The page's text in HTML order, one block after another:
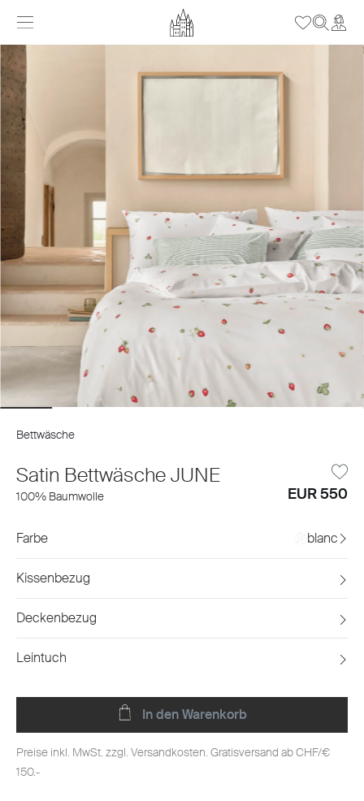
Bettwäsche
Satin Bettwäsche JUNE
100% Baumwolle EUR 550
Farbe blanc
Kissenbezug
Deckenbezug
Leintuch
In den Warenkorb
Preise inkl. MwSt. zzgl. Versandkosten. Gratisversand ab CHF/€
150.-